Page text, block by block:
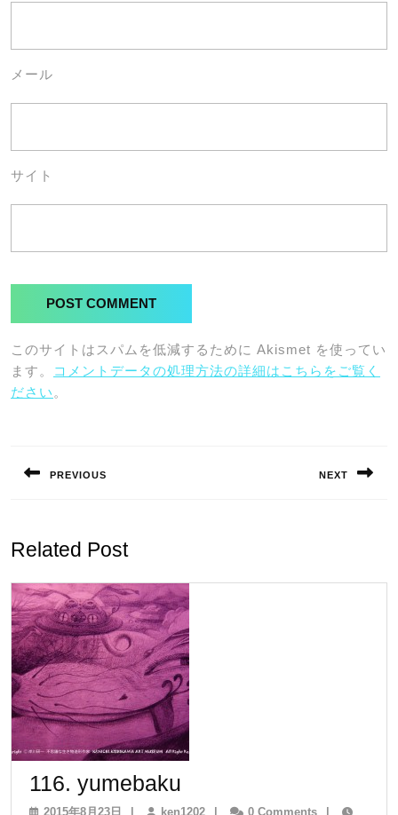
メール
サイト
このサイトはスパムを低減するために Akismet を使ってい
ます。
コメントデータの処理方法の詳細はこちらをご覧く
ださい 。
ナ
ゲ
ー
シ
ョ
ン
PREVIOUS NEXT
Related Post
116. yumebaku
yumebaku
2015年8月23日 2015
| ken1202ken1202
| 0 Comments |